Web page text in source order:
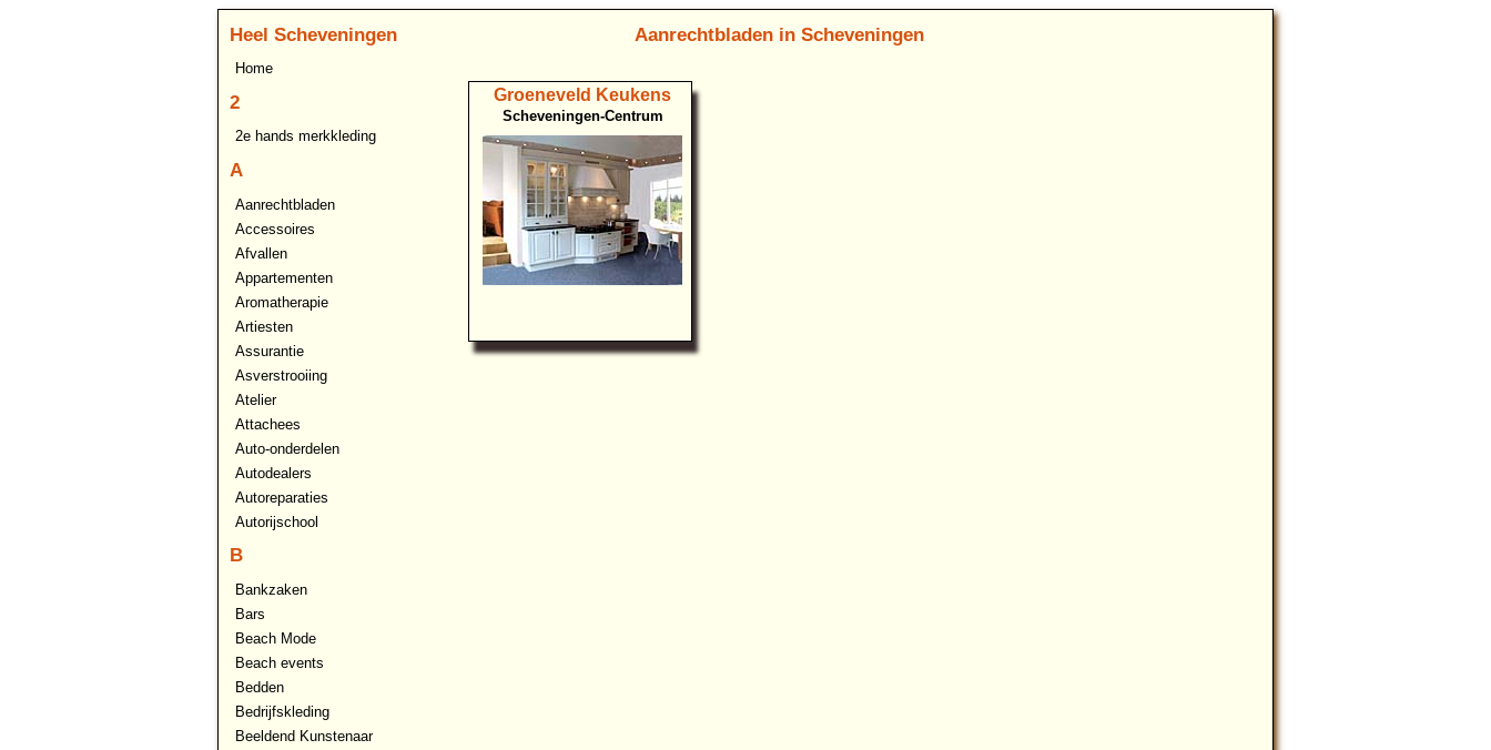
Heel Scheveningen
Home
2
2e hands merkkleding
A
Aanrechtbladen
Accessoires
Afvallen
Appartementen
Aromatherapie
Artiesten
Assurantie
Asverstrooiing
Atelier
Attachees
Auto-onderdelen
Autodealers
Autoreparaties
Autorijschool
B
Bankzaken
Bars
Beach Mode
Beach events
Bedden
Bedrijfskleding
Beeldend Kunstenaar
Aanrechtbladen in Scheveningen
Groeneveld Keukens
Scheveningen-Centrum